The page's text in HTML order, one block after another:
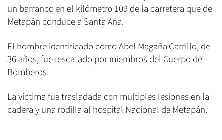
un barranco en el kilómetro 109 de la carretera que de
Metapán conduce a Santa Ana.
El hombre identificado como Abel Magaña Carrillo, de
36 años, fue rescatado por miembros del Cuerpo de
Bomberos.
La víctima fue trasladada con múltiples lesiones en la
cadera y una rodilla al hospital Nacional de Metapán.